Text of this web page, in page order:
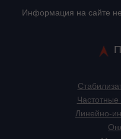
Информация на сайте
Частотные
Линейно-